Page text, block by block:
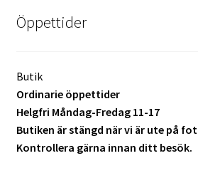
Öppettider
Butik
Ordinarie öppettider
Helgfri Måndag-Fredag 11-17
Butiken är stängd när vi är ute på
Kontrollera gärna innan ditt besök.